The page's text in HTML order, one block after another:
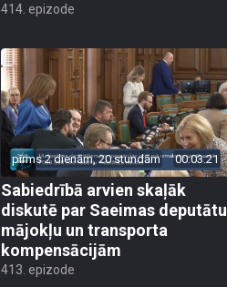
414. epizode
pirms 2 dienām, 20 stundām 00:03:21
Sabiedrībā arvien skaļāk
diskutē par Saeimas deputātu
mājokļu un transporta
kompensācijām
413. epizode